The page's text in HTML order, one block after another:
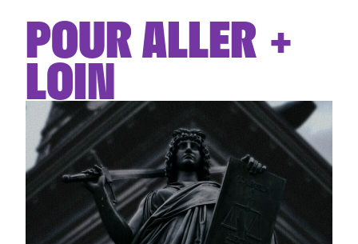
POUR ALLER +
LOIN